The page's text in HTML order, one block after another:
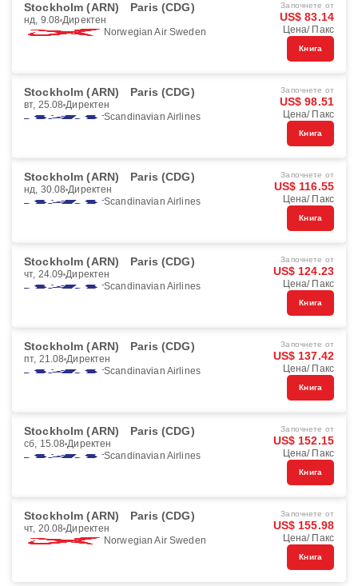
Stockholm (ARN) Paris (CDG)
нд, 9.08 Директен
Norwegian Air Sweden
Започнете от
US$ 83.14
Цена/ Пакс
Книга
Stockholm (ARN) Paris (CDG)
вт, 25.08 Директен
Scandinavian Airlines
Започнете от
US$ 98.51
Цена/ Пакс
Книга
Stockholm (ARN) Paris (CDG)
нд, 30.08 Директен
Scandinavian Airlines
Започнете от
US$ 116.55
Цена/ Пакс
Книга
Stockholm (ARN) Paris (CDG)
чт, 24.09 Директен
Scandinavian Airlines
Започнете от
US$ 124.23
Цена/ Пакс
Книга
Stockholm (ARN) Paris (CDG)
пт, 21.08 Директен
Scandinavian Airlines
Започнете от
US$ 137.42
Цена/ Пакс
Книга
Stockholm (ARN) Paris (CDG)
сб, 15.08 Директен
Scandinavian Airlines
Започнете от
US$ 152.15
Цена/ Пакс
Книга
Stockholm (ARN) Paris (CDG)
чт, 20.08 Директен
Norwegian Air Sweden
Започнете от
US$ 155.98
Цена/ Пакс
Книга